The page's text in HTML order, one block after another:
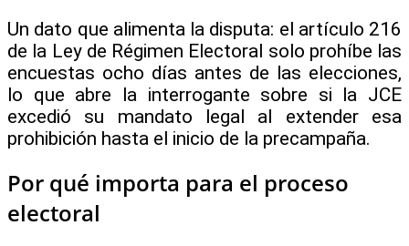
Un dato que alimenta la disputa: el artículo 216
de la Ley de Régimen Electoral solo prohíbe las
encuestas ocho días antes de las elecciones,
lo que abre la interrogante sobre si la JCE
excedió su mandato legal al extender esa
prohibición hasta el inicio de la precampaña.
Por qué importa para el proceso
electoral